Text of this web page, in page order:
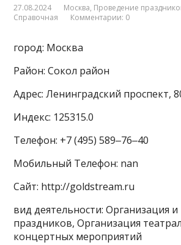
27.08.2024 Москва, Проведение
Справочная
Комментарии: 0
город: Москва
Район: Сокол район
Адрес: Ленинградский проспект,
Индекс: 125315.0
Телефон: +7 (495) 589‒76‒40
Мобильный Телефон: nan
Сайт: http://goldstream.ru
вид деятельности: Организация
праздников, Организация
концертных мероприятий